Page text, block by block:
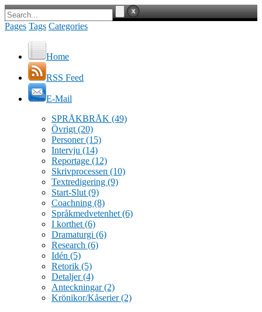
Pages Tags Categories
Home
RSS Feed
E-Mail
SPRÅKBRÅK (49)
Övrigt (20)
Personer(15)
Intervju (14)
Reportage (12)
Skrivprocessen (10)
Textredigering (9)
Start-Slut (9)
Coachning (8)
Språkmedvetenhet (6)
I korthet (6)
Dramaturgi (6)
Research (6)
Idén (5)
Retorik (5)
Detaljer(4)
Anteckningar(2)
Krönikor/Kåserier(2)